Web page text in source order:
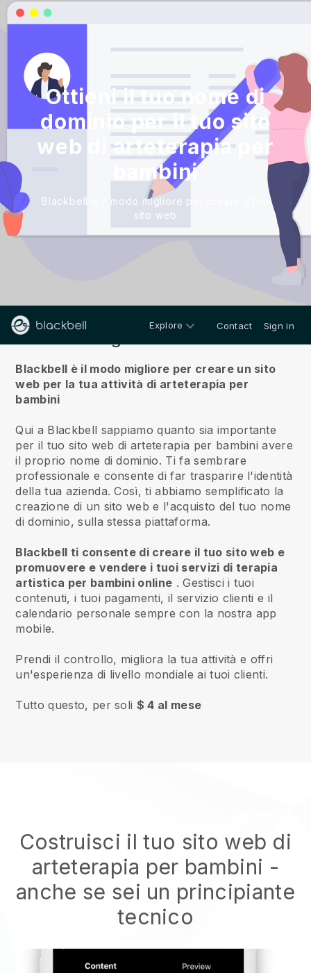
Ottieni il tuo nome di
dominio per il tuo sito
web di arteterapia per
bambini
Blackbell è il modo migliore per creare il tuo
sito web
Explore Contact Sign in
Blackbell è il modo migliore per creare un sito
web per la tua attività di arteterapia per
bambini
Qui a Blackbell sappiamo quanto sia importante
per il tuo sito web di arteterapia per bambini avere
il proprio nome di dominio. Ti fa sembrare
professionale e consente di far trasparire l'identità
della tua azienda. Così, ti abbiamo semplificato la
creazione di un sito web e l'acquisto del tuo nome
di dominio, sulla stessa piattaforma.
Blackbell ti consente di creare il tuo sito web e
promuovere e vendere i tuoi servizi di terapia
artistica per bambini online . Gestisci i tuoi
contenuti, i tuoi pagamenti, il servizio clienti e il
calendario personale sempre con la nostra app
mobile.
Prendi il controllo, migliora la tua attività e offri
un'esperienza di livello mondiale ai tuoi clienti.
Tutto questo, per soli $ 4 al mese
Costruisci il tuo sito web di
arteterapia per bambini -
anche se sei un principiante
tecnico